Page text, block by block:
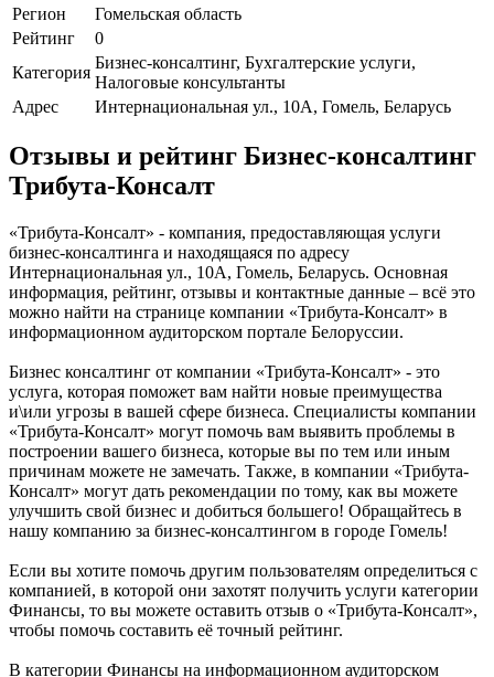
Регион
Гомельская область
Рейтинг
0
Категория
Бизнес-консалтинг, Бухгалтерские услуги,
Налоговые консультанты
Адрес
Интернациональная ул., 10А, Гомель, Беларусь
Отзывы и рейтинг Бизнес-консалтинг
Трибута-Консалт
«Трибута-Консалт» - компания, предоставляющая услуги
бизнес-консалтинга и находящаяся по адресу
Интернациональная ул., 10А, Гомель, Беларусь. Основная
информация, рейтинг, отзывы и контактные данные – всё это
можно найти на странице компании «Трибута-Консалт» в
информационном аудиторском портале Белоруссии.
Бизнес консалтинг от компании «Трибута-Консалт» - это
услуга, которая поможет вам найти новые преимущества
и\или угрозы в вашей сфере бизнеса. Специалисты компании
«Трибута-Консалт» могут помочь вам выявить проблемы в
построении вашего бизнеса, которые вы по тем или иным
причинам можете не замечать. Также, в компании «Трибута-
Консалт» могут дать рекомендации по тому, как вы можете
улучшить свой бизнес и добиться большего! Обращайтесь в
нашу компанию за бизнес-консалтингом в городе Гомель!
Если вы хотите помочь другим пользователям определиться с
компанией, в которой они захотят получить услуги категории
Финансы, то вы можете оставить отзыв о «Трибута-Консалт»,
чтобы помочь составить её точный рейтинг.
В категории Финансы на информационном аудиторском